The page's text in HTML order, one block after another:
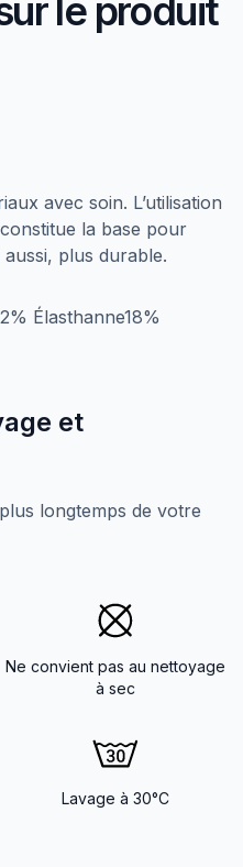
le produit
avec soin. L’utilisation
la base pour
plus durable.
Élasthanne18%
et
longtemps de votre
Ne convient pas au nettoyage
à sec
Lavage à 30°C